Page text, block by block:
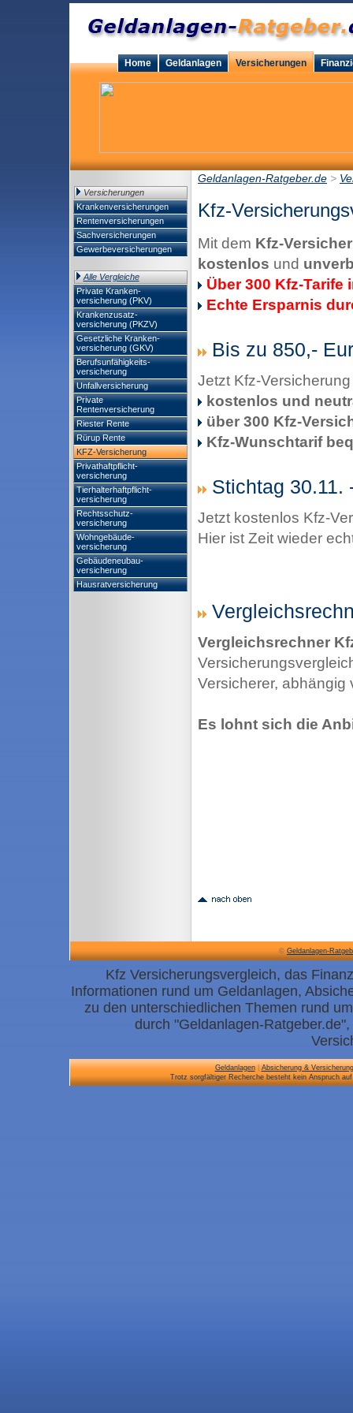
Home Geldanlagen Versicherungen
Versicherungen
Krankenversicherungen
Rentenversicherungen
Sachversicherungen
Gewerbeversicherungen
Alle Vergleiche
Private Kranken-
versicherung (PKV)
Krankenzusatz-
versicherung (PKZV)
Gesetzliche Kranken-
versicherung (GKV)
Berufsunfähigkeits-
versicherung
Unfallversicherung
Private
Rentenversicherung
Riester Rente
Rürup Rente
KFZ-Versicherung
Privathaftpflicht-
versicherung
Tierhalterhaftpflicht-
versicherung
Rechtsschutz-
versicherung
Wohngebäude-
versicherung
Gebäudeneubau-
versicherung
Hausratversicherung
Geldanlagen-Ratgeber.de >
Kfz-
Mit dem Kfz-
kostenlos und
Über 300 Kfz-Tarife
Echte Ersparnis
Bis zu 850,-
Jetzt Kfz-
kostenlos und
über 300 Kfz-
Kfz-Wunschtarif
Stichtag 30.11.
Jetzt kostenlos Kfz-
Hier ist Zeit wieder
Vergleichsrechner
Versicherer,
Es lohnt sich die
©Geldanlagen-
Kfz Versicherungsvergleich, das
Informationen rund um Geldanlagen,
zu den unterschiedlichen Themen rund
durch "Geldanlagen-
Geldanlagen|Absicherung &
Trotz sorgfältiger Recherche besteht kein Anspruch